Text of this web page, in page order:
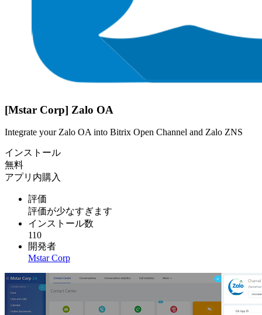
[Mstar Corp] Zalo OA
Integrate your Zalo OA into Bitrix Open Channel and Zalo ZNS
インストール
無料
アプリ内購入
評価
評価が少なすぎます
インストール数
110
開発者
Mstar Corp